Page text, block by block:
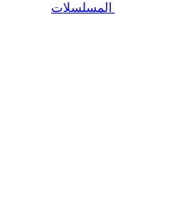
المسلسلات